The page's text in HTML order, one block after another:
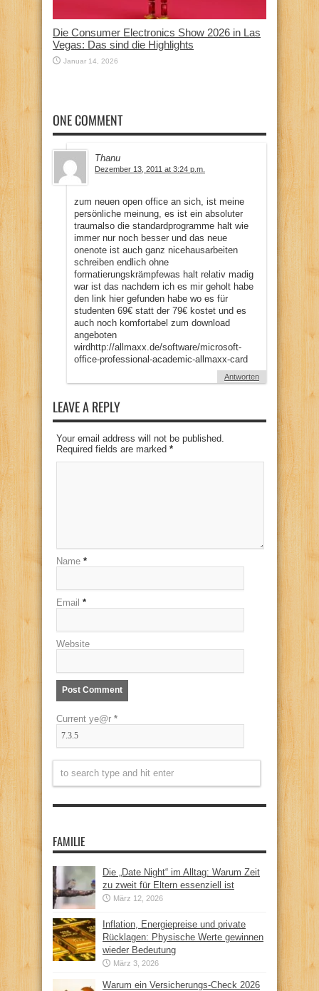
Die Consumer Electronics Show 2026 in Las
Vegas: Das sind die Highlights
Januar 14, 2026
ONE COMMENT
Thanu
Dezember 13, 2011 at 3:24 p.m.
zum neuen open office an sich, ist meine
persönliche meinung, es ist ein absoluter
traumalso die standardprogramme halt wie
immer nur noch besser und das neue
onenote ist auch ganz nicehausarbeiten
schreiben endlich ohne
formatierungskrämpfewas halt relativ madig
war ist das nachdem ich es mir geholt habe
den link hier gefunden habe wo es für
studenten 69€ statt der 79€ kostet und es
auch noch komfortabel zum download
angeboten
wirdhttp://allmaxx.de/software/microsoft-
office-professional-academic-allmaxx-card
Antworten
LEAVE A REPLY
Your email address will not be published.
Required fields are marked *
Name *
Email *
Website
Current ye@r *
FAMILIE
Die „Date Night“ im Alltag: Warum Zeit
zu zweit für Eltern essenziell ist
März 12, 2026
Inflation, Energiepreise und private
Rücklagen: Physische Werte gewinnen
wieder Bedeutung
März 3, 2026
Warum ein Versicherungs-Check 2026